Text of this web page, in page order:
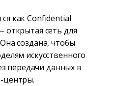
как Confidential
сеть для
создана, чтобы
искусственного
передачи данных в
центры.